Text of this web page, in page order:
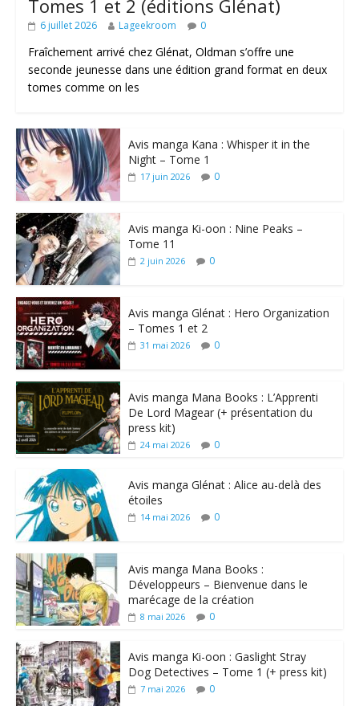
Tomes 1 et 2 (éditions Glénat)
6 juillet 2026 Lageekroom 0
Fraîchement arrivé chez Glénat, Oldman s’offre une
seconde jeunesse dans une édition grand format en deux
tomes comme on les
Avis manga Kana : Whisper it in the
Night – Tome 1
17 juin 2026 0
Avis manga Ki-oon : Nine Peaks –
Tome 11
2 juin 2026 0
Avis manga Glénat : Hero Organization
– Tomes 1 et 2
31 mai 2026 0
Avis manga Mana Books : L’Apprenti
De Lord Magear (+ présentation du
press kit)
24 mai 2026 0
Avis manga Glénat : Alice au-delà des
étoiles
14 mai 2026 0
Avis manga Mana Books :
Développeurs – Bienvenue dans le
marécage de la création
8 mai 2026 0
Avis manga Ki-oon : Gaslight Stray
Dog Detectives – Tome 1 (+ press kit)
7 mai 2026 0